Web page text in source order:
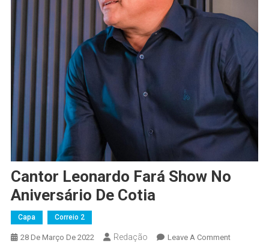
Cantor Leonardo Fará Show No
Aniversário De Cotia
Capa Correio 2
28 De Março De 2022 Redação Leave A CommentOn